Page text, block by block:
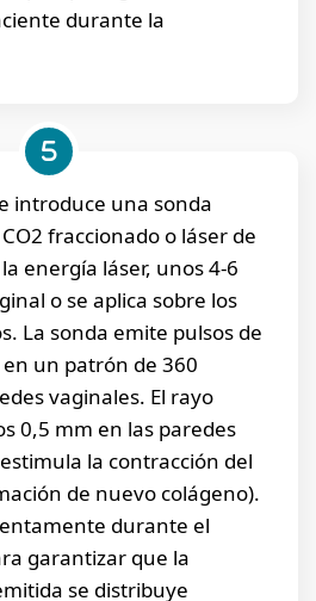
durante la
introduce una sonda
fraccionado o láser de
energía láser, unos 4-6
o se aplica sobre los
La sonda emite pulsos de
un patrón de 360
vaginales. El rayo
0,5 mm en las paredes
la contracción del
de nuevo colágeno).
durante el
garantizar que la
se distribuye